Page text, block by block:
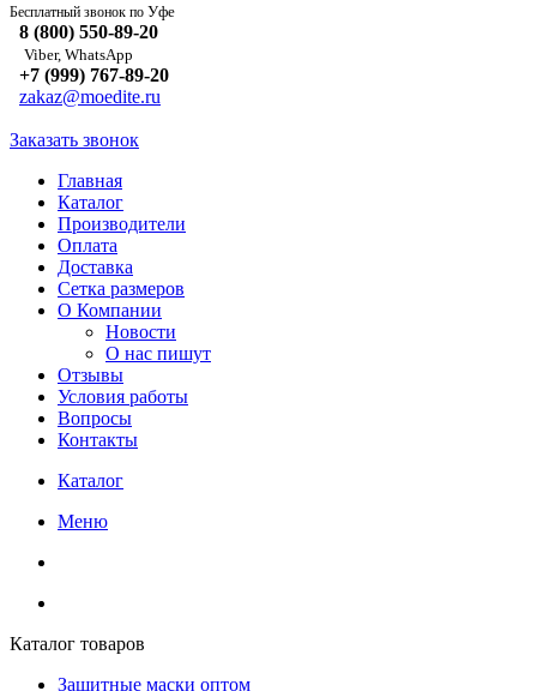
Бесплатный звонок по Уфе
8 (800) 550-89-20
Viber, WhatsApp
+7 (999) 767-89-20
zakaz@moedite.ru
Заказать звонок
Главная
Каталог
Производители
Оплата
Доставка
Сетка размеров
О Компании
Новости
О нас пишут
Отзывы
Условия работы
Вопросы
Контакты
Каталог
Меню
Каталог товаров
Защитные маски оптом